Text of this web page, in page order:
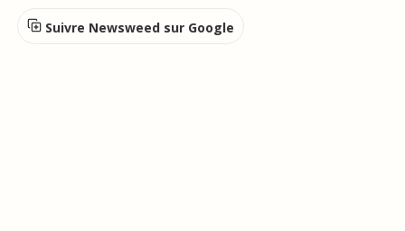
Suivre Newsweed sur Google